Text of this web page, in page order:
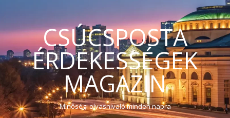
CSÚCSPOSTA
ÉRDEKESSÉGEK
MAGAZIN
Minőségi olvasnivaló minden napra